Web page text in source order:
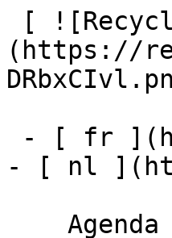
(https://
- [ nl